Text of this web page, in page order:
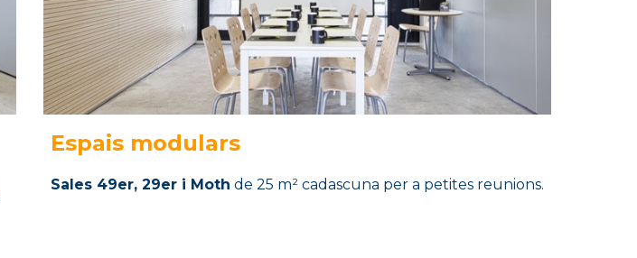
Espaismodulars
Sales 49er, 29er i Moth de 25 m²cadascuna per a petites reunions.